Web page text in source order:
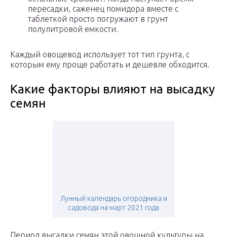
пересадки, саженец помидора вместе с
таблеткой просто погружают в грунт
полулитровой емкости.
Каждый овощевод использует тот тип грунта, с
которым ему проще работать и дешевле обходится.
Какие факторы влияют на высадку
семян
Лунный календарь огородника и
садовода на март 2021 года
Период высадки семян этой овощной культуры на